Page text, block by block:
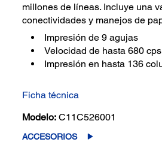
millones de líneas. Incluye una
conectividades y manejos de
Impresión de 9 agujas
Velocidad de hasta 680 cps
Impresión en hasta 136
Ficha técnica
Modelo: C11C526001
ACCESORIOS